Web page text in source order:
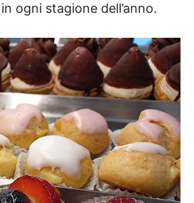
ogni stagione dell’anno.